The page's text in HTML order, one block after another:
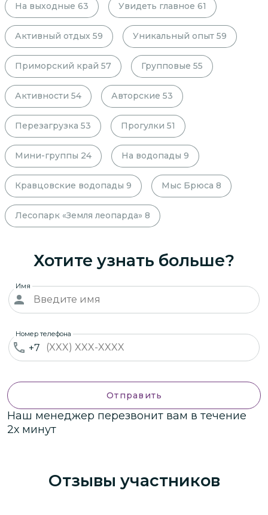
На выходные 63 Увидеть главное 61
Активный отдых 59 Уникальный опыт 59
Приморский край 57 Групповые 55
Активности 54 Авторские 53
Перезагрузка 53 Прогулки 51
Мини-группы 24 На водопады 9
Кравцовские водопады 9 Мыс Брюса 8
Лесопарк «Земля леопарда» 8
Хотите узнать больше?
Имя
+7
Номер телефона
Отправить
Наш менеджер перезвонит вам в течение
2х минут
Отзывы участников